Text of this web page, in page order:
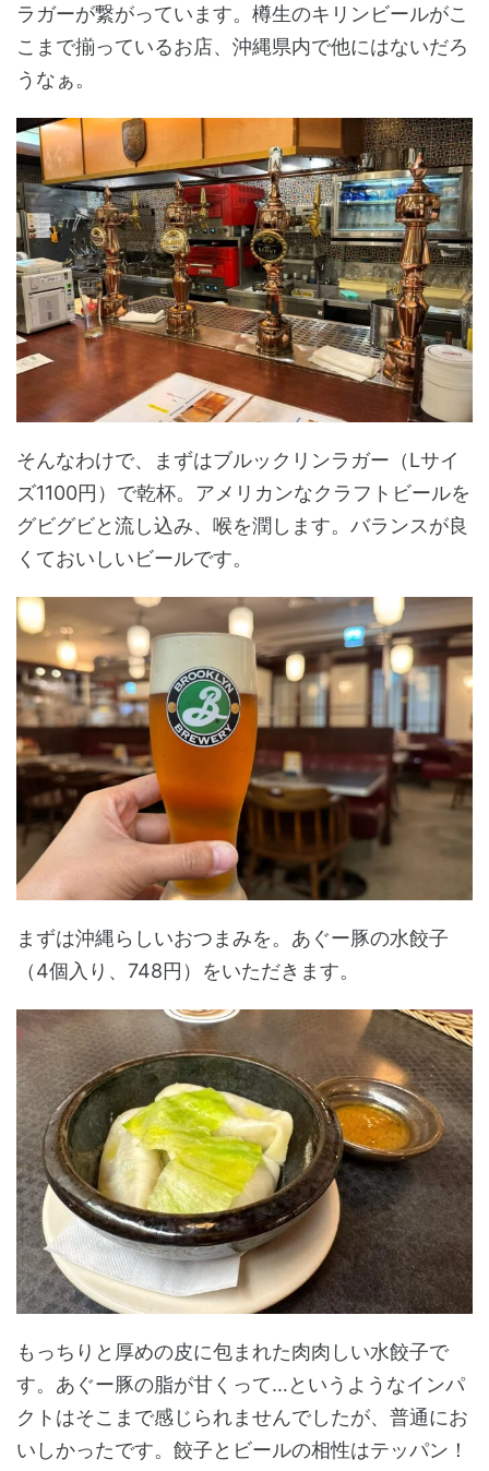
ラガーが繋がっています。樽生のキリンビールがこ
こまで揃っているお店、沖縄県内で他にはないだろ
うなぁ。
そんなわけで、まずはブルックリンラガー（Lサイ
ズ1100円）で乾杯。アメリカンなクラフトビールを
グビグビと流し込み、喉を潤します。バランスが良
くておいしいビールです。
まずは沖縄らしいおつまみを。あぐー豚の水餃子
（4個入り、748円）をいただきます。
もっちりと厚めの皮に包まれた肉肉しい水餃子で
す。あぐー豚の脂が甘くって…というようなインパ
クトはそこまで感じられませんでしたが、普通にお
いしかったです。餃子とビールの相性はテッパン！